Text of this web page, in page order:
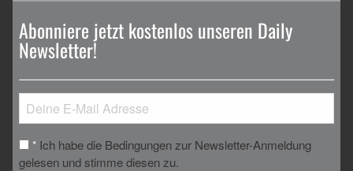
Abonniere jetzt kostenlos unseren Daily
Newsletter!
* Ich habe die Bedingungen zur Newsletter-Anmeldung
gelesen und stimme diesen zu.